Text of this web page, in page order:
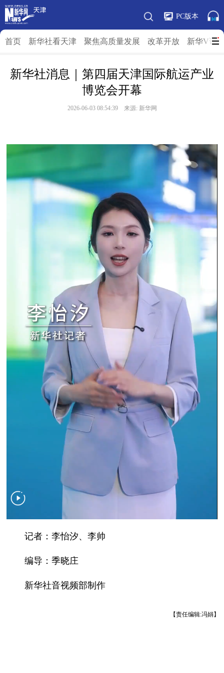
PC版本
首页 新华社看天津 聚焦高质量发展 改革开放 新华V访
新华社消息｜第四届天津国际航运产业
博览会开幕
2026-06-03 08:54:39 来源: 新华网
记者：李怡汐、李帅
编导：季晓庄
新华社音视频部制作
【责任编辑:冯娟】